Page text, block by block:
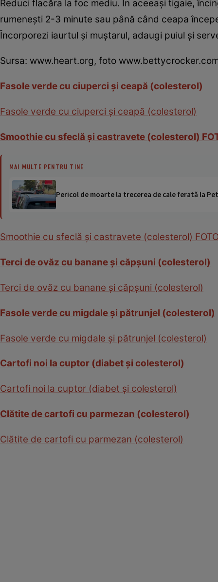
Reduci flacăra la foc mediu. În aceeaşi tigaie,
rumeneşti 2-3 minute sau până când ceapa
Încorporezi iaurtul şi muştarul, adaugi puiul şi
Sursa: www.heart.org, foto
Fasole verde cu ciuperci şi ceapă (colesterol)
Fasole verde cu ciuperci şi ceapă (colesterol)
Smoothie cu sfeclă şi castravete (colesterol)
MAI MULTE PENTRU TINE
Pericol de moarte la trecerea de cale ferată la
Smoothie cu sfeclă şi castravete (colesterol)
Terci de ovăz cu banane şi căpşuni (colesterol)
Terci de ovăz cu banane şi căpşuni (colesterol)
Fasole verde cu migdale şi pătrunjel (colesterol)
Fasole verde cu migdale şi pătrunjel (colesterol)
Cartofi noi la cuptor (diabet şi colesterol)
Cartofi noi la cuptor (diabet şi colesterol)
Clătite de cartofi cu parmezan (colesterol)
Clătite de cartofi cu parmezan (colesterol)